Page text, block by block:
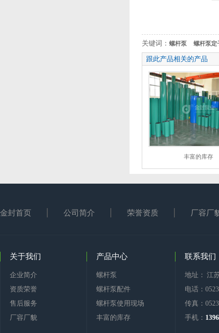
关键词： 螺杆泵 螺杆泵定
跟此产品相关的产品
丰富的库存
金封首页 公司简介 荣誉资质 厂容厂
关于我们
企业简介
资质荣誉
售后服务
厂容厂貌
产品中心
螺杆泵
螺杆泵配件
螺杆泵使用现场
丰富的库存
联系我们
地址： 江
电话：
传真：
手机：